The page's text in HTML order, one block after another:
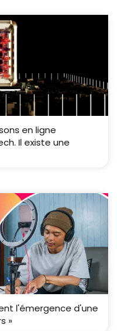
en ligne
Il existe une
l'émergence d'une
»